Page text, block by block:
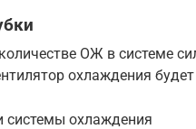
ОЖ в системе
охлаждения
системы охлаждения